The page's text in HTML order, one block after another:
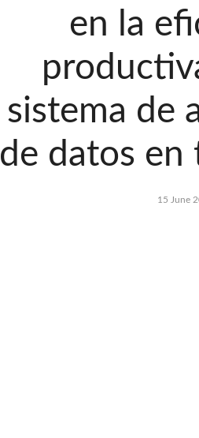
en la
sistema de
de datos en
15 June